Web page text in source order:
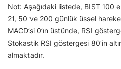
Not: Aşağıdaki listede, BIST 100
21, 50 ve 200 günlük üssel
MACD’si 0’ın üstünde, RSI
Stokastik RSI göstergesi 80’in
almaktadır.